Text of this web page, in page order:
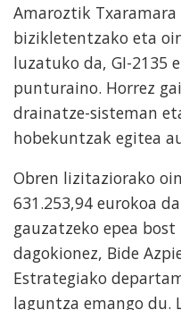
Amaroztik Txaramara
bizikletentzako eta
luzatuko da, GI-2135
punturaino. Horrez
drainatze-sisteman
hobekuntzak egitea
Obren lizitaziorako
631.253,94 eurokoa
gauzatzeko epea
dagokionez, Bide
Estrategiako
laguntza emango du.